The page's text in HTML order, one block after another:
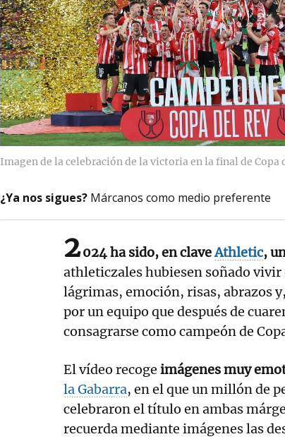
Imagen de la celebración de la victoria en la final de Copa
¿Ya nos sigues? Márcanos como medio preferente
2024 ha sido, en claveAthletic,
athleticzales hubiesen soñado vivir
lágrimas, emoción, risas, abrazos
por un equipo que después de
consagrarse como campeón de
El vídeo recoge imágenes muy
la Gabarra, en el que un millón de
celebraron el título en ambas
recuerda mediante imágenes las